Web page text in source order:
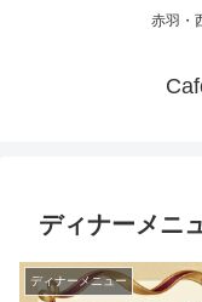
赤羽・
ディナーメニ
ディナーメニュー